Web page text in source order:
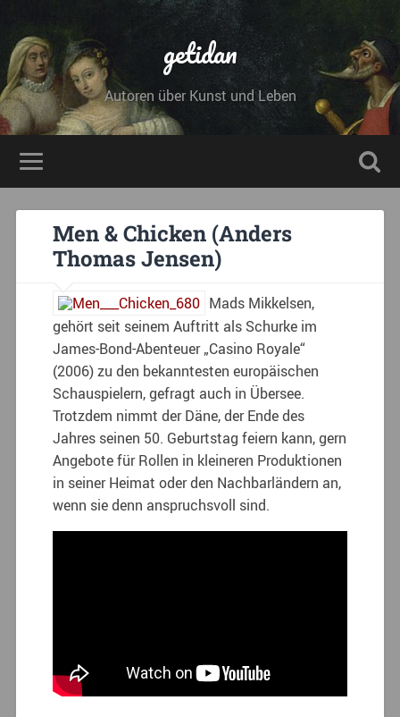
getidan
Autoren über Kunst und Leben
Men & Chicken (Anders
Thomas Jensen)
Mads Mikkelsen,
gehört seit seinem Auftritt als Schurke im
James-Bond-Abenteuer „Casino Royale“
(2006) zu den bekanntesten europäischen
Schauspielern, gefragt auch in Übersee.
Trotzdem nimmt der Däne, der Ende des
Jahres seinen 50. Geburtstag feiern kann, gern
Angebote für Rollen in kleineren Produktionen
in seiner Heimat oder den Nachbarländern an,
wenn sie denn anspruchsvoll sind.